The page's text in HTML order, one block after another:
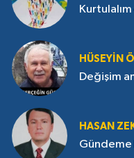
HÜSEYIN
Değişim
HASAN
Gündeme